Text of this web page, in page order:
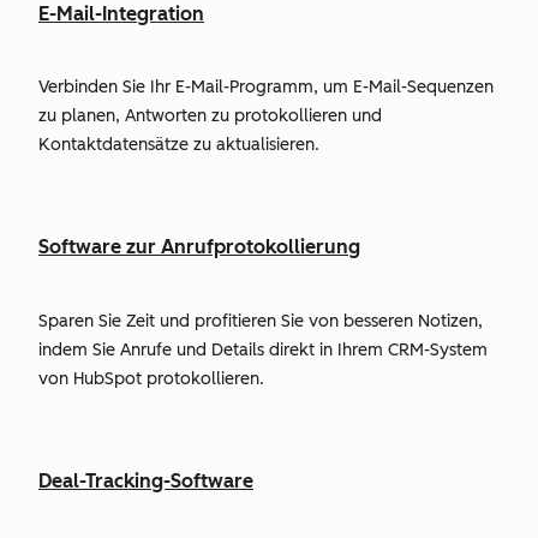
E-Mail-Integration
Verbinden Sie Ihr E-Mail-Programm, um E-Mail-Sequenzen
zu planen, Antworten zu protokollieren und
Kontaktdatensätze zu aktualisieren.
Software zur Anrufprotokollierung
Sparen Sie Zeit und profitieren Sie von besseren Notizen,
indem Sie Anrufe und Details direkt in Ihrem CRM-System
von HubSpot protokollieren.
Deal-Tracking-Software